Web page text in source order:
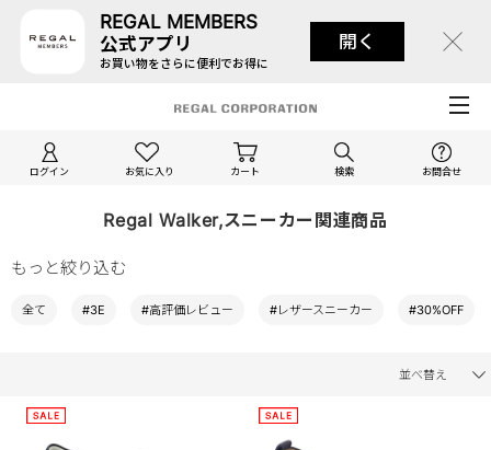
REGAL MEMBERS
公式アプリ
お買い物をさらに便利でお得に
開く
ログイン お気に入り カート 検索 お問合せ
Regal Walker,スニーカー関連商品
もっと絞り込む
全て #3E #高評価レビュー #レザースニーカー #30%OFF
並べ替え